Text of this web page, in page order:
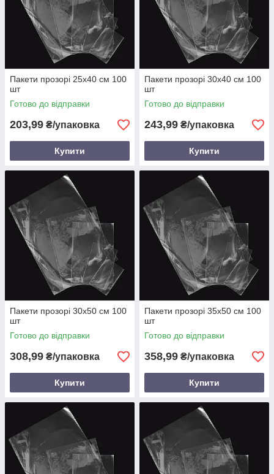
Пакети прозорі 25х40 см 100
шт
Готово до відправки
203,99 ₴/упаковка
Купити
Пакети прозорі 30х40 см 100
шт
Готово до відправки
243,99 ₴/упаковка
Купити
Пакети прозорі 30х50 см 100
шт
Готово до відправки
308,99 ₴/упаковка
Купити
Пакети прозорі 35х50 см 100
шт
Готово до відправки
358,99 ₴/упаковка
Купити